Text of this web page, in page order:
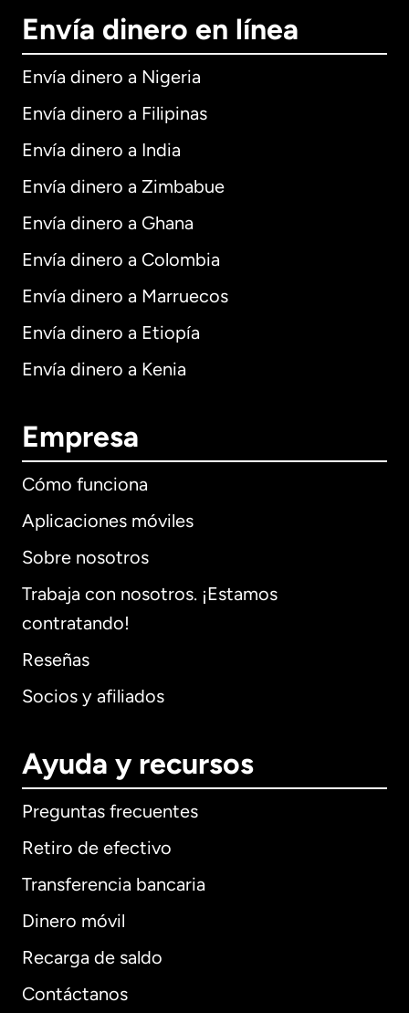
Envía dinero en línea
Envía dinero a Nigeria
Envía dinero a Filipinas
Envía dinero a India
Envía dinero a Zimbabue
Envía dinero a Ghana
Envía dinero a Colombia
Envía dinero a Marruecos
Envía dinero a Etiopía
Envía dinero a Kenia
Empresa
Cómo funciona
Aplicaciones móviles
Sobre nosotros
Trabaja con nosotros. ¡Estamos
contratando!
Reseñas
Socios y afiliados
Ayuda y recursos
Preguntas frecuentes
Retiro de efectivo
Transferencia bancaria
Dinero móvil
Recarga de saldo
Contáctanos